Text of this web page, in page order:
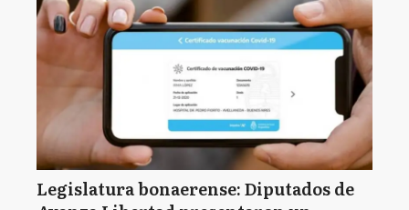
Legislatura bonaerense: Diputados de